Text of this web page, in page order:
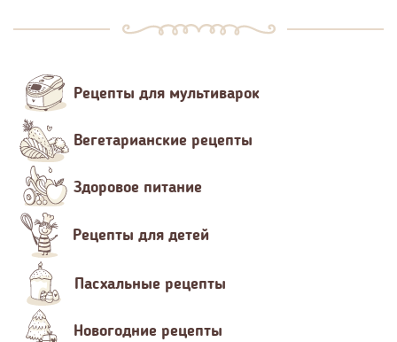
Рецепты для мультиварок
Вегетарианские рецепты
Здоровое питание
Рецепты для детей
Пасхальные рецепты
Новогодние рецепты